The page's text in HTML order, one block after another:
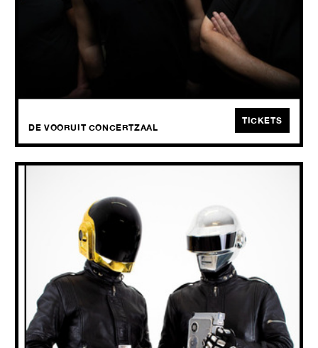
De industrial metal-pioniers Fear Factory hebben hun terugkeer naar
Europese podia aangekondigd met de Cybernetic Domination Tour,
en nemen Crystal Lake, Hate en The Nocturnal Affair met zich mee.
DE VOORUIT CONCERTZAAL
TICKETS
SAT
12.09
2026